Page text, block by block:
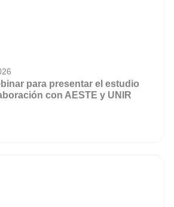
para presentar el estudio
con AESTE y UNIR